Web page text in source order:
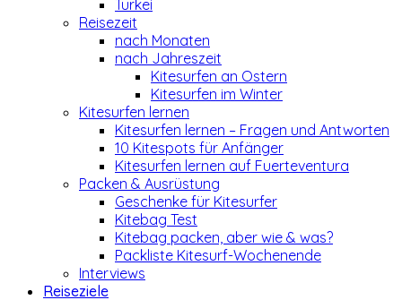
Türkei
Reisezeit
nach Monaten
nach Jahreszeit
Kitesurfen an Ostern
Kitesurfen im Winter
Kitesurfen lernen
Kitesurfen lernen – Fragen und Antworten
10 Kitespots für Anfänger
Kitesurfen lernen auf Fuerteventura
Packen & Ausrüstung
Geschenke für Kitesurfer
Kitebag Test
Kitebag packen, aber wie & was?
Packliste Kitesurf-Wochenende
Interviews
Reiseziele